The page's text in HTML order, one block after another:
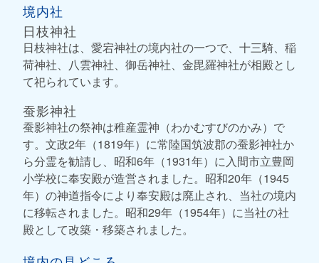
境内社
日枝神社
日枝神社は、愛宕神社の境内社の一つで、十三騎、稲
荷神社、八雲神社、御岳神社、金毘羅神社が相殿とし
て祀られています。
蚕影神社
蚕影神社の祭神は稚産霊神（わかむすびのかみ）で
す。文政2年（1819年）に常陸国筑波郡の蚕影神社か
ら分霊を勧請し、昭和6年（1931年）に入間市立豊岡
小学校に奉安殿が造営されました。昭和20年（1945
年）の神道指令により奉安殿は廃止され、当社の境内
に移転されました。昭和29年（1954年）に当社の社
殿として改築・移築されました。